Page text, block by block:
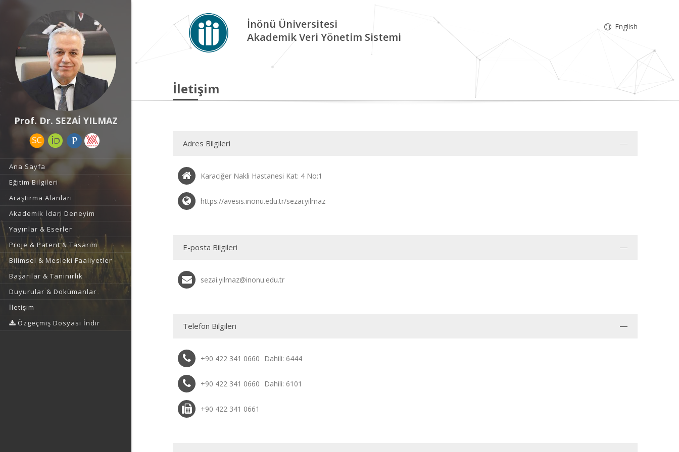
Prof. Dr. SEZAİ YILMAZ
Ana Sayfa
Eğitim Bilgileri
Araştırma Alanları
Akademik İdari Deneyim
Yayınlar & Eserler
Proje & Patent & Tasarım
Bilimsel & Mesleki Faaliyetler
Başarılar & Tanınırlık
Duyurular & Dokümanlar
İletişim
Özgeçmiş Dosyası İndir
İnönü Üniversitesi
Akademik Veri Yönetim Sistemi
English
İletişim
Adres Bilgileri
Karaciğer Nakli Hastanesi Kat: 4 No:1
https://avesis.inonu.edu.tr/sezai.yilmaz
E-posta Bilgileri
sezai.yilmaz@inonu.edu.tr
Telefon Bilgileri
+90 422 341 0660 Dahili: 6444
+90 422 341 0660 Dahili: 6101
+90 422 341 0661